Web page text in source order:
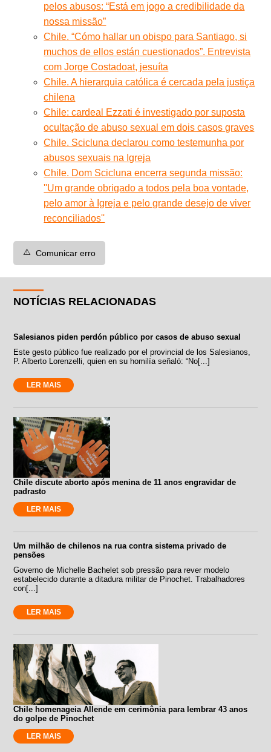
pelos abusos: “Está em jogo a credibilidade da
nossa missão”
Chile. “Cómo hallar un obispo para Santiago, si
muchos de ellos están cuestionados”. Entrevista
com Jorge Costadoat, jesuíta
Chile. A hierarquia católica é cercada pela justiça
chilena
Chile: cardeal Ezzati é investigado por suposta
ocultação de abuso sexual em dois casos graves
Chile. Scicluna declarou como testemunha por
abusos sexuais na Igreja
Chile. Dom Scicluna encerra segunda missão:
''Um grande obrigado a todos pela boa vontade,
pelo amor à Igreja e pelo grande desejo de viver
reconciliados''
⚠️ Comunicar erro
NOTÍCIAS RELACIONADAS
Salesianos piden perdón público por casos de abuso sexual
Este gesto público fue realizado por el provincial de los Salesianos,
P. Alberto Lorenzelli, quien en su homilía señaló: “No[...]
LER MAIS
Chile discute aborto após menina de 11 anos engravidar de
padrasto
LER MAIS
Um milhão de chilenos na rua contra sistema privado de
pensões
Governo de Michelle Bachelet sob pressão para rever modelo
estabelecido durante a ditadura militar de Pinochet. Trabalhadores
con[...]
LER MAIS
Chile homenageia Allende em cerimônia para lembrar 43 anos
do golpe de Pinochet
LER MAIS